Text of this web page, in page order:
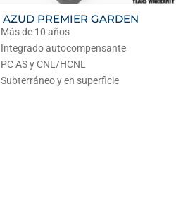
AZUD PREMIER GARDEN
Más de 10 años
Integrado autocompensante
PC AS y CNL/HCNL
Subterráneo y en superficie